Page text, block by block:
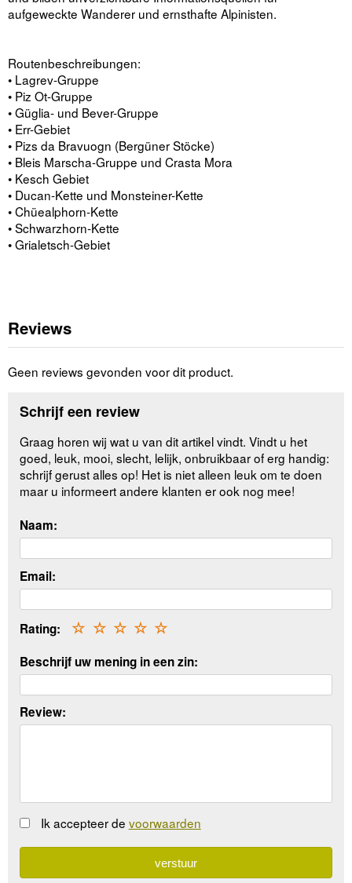
aufgeweckte Wanderer und ernsthafte Alpinisten.
Routenbeschreibungen:
• Lagrev-Gruppe
• Piz Ot-Gruppe
• Güglia- und Bever-Gruppe
• Err-Gebiet
• Pizs da Bravuogn (Bergüner Stöcke)
• Bleis Marscha-Gruppe und Crasta Mora
• Kesch Gebiet
• Ducan-Kette und Monsteiner-Kette
• Chüealphorn-Kette
• Schwarzhorn-Kette
• Grialetsch-Gebiet
Reviews
Geen reviews gevonden voor dit product.
Schrijf een review
Graag horen wij wat u van dit artikel vindt. Vindt u het
goed, leuk, mooi, slecht, lelijk, onbruikbaar of erg handig:
schrijf gerust alles op! Het is niet alleen leuk om te doen
maar u informeert andere klanten er ook nog mee!
Naam:
Email:
Rating: ☆
☆
☆
☆
☆
Beschrijf uw mening in een zin:
Review:
Ik accepteer de voorwaarden